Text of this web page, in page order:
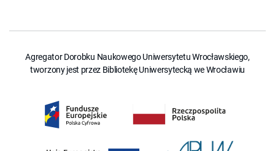
Agregator Dorobku Naukowego Uniwersytetu Wrocławskiego,
tworzony jest przez Bibliotekę Uniwersytecką we Wrocławiu